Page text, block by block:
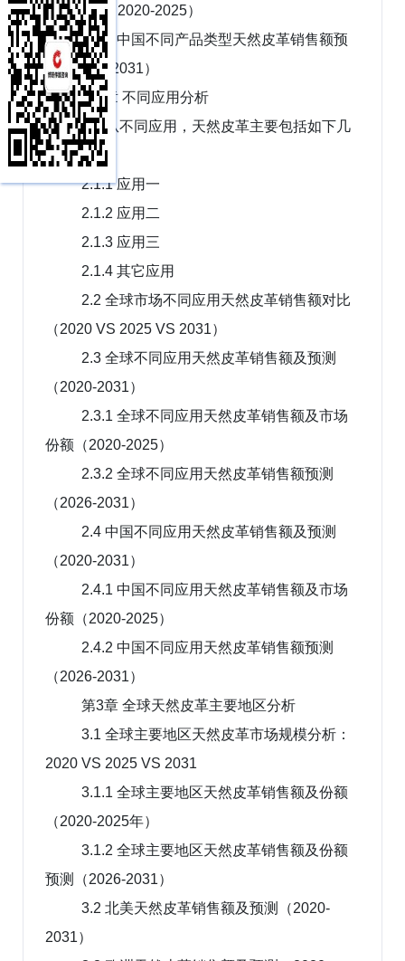
市场份额（2020-2025）
1.5.2 中国不同产品类型天然皮革销售额预
测（2026-2031）
第2章 不同应用分析
2.1 从不同应用，天然皮革主要包括如下几
个方面
2.1.1 应用一
2.1.2 应用二
2.1.3 应用三
2.1.4 其它应用
2.2 全球市场不同应用天然皮革销售额对比
（2020 VS 2025 VS 2031）
2.3 全球不同应用天然皮革销售额及预测
（2020-2031）
2.3.1 全球不同应用天然皮革销售额及市场
份额（2020-2025）
2.3.2 全球不同应用天然皮革销售额预测
（2026-2031）
2.4 中国不同应用天然皮革销售额及预测
（2020-2031）
2.4.1 中国不同应用天然皮革销售额及市场
份额（2020-2025）
2.4.2 中国不同应用天然皮革销售额预测
（2026-2031）
第3章 全球天然皮革主要地区分析
3.1 全球主要地区天然皮革市场规模分析：
2020 VS 2025 VS 2031
3.1.1 全球主要地区天然皮革销售额及份额
（2020-2025年）
3.1.2 全球主要地区天然皮革销售额及份额
预测（2026-2031）
3.2 北美天然皮革销售额及预测（2020-
2031）